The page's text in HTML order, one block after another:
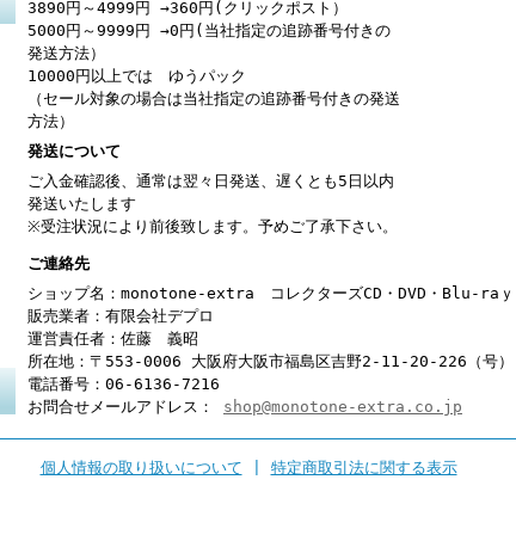
3890円～4999円 →360円(クリックポスト）
5000円～9999円 →0円(当社指定の追跡番号付きの
発送方法）
10000円以上では ゆうパック
（セール対象の場合は当社指定の追跡番号付きの発送
方法）
発送について
ご入金確認後、通常は翌々日発送、遅くとも5日以内
発送いたします
※受注状況により前後致します。予めご了承下さい。
ご連絡先
ショップ名：monotone-extra コレクターズCD・DVD・Blu-raｙ
販売業者：有限会社デプロ
運営責任者：佐藤 義昭
所在地：〒553-0006 大阪府大阪市福島区吉野2-11-20-226（号）
電話番号：06-6136-7216
お問合せメールアドレス： shop@monotone-extra.co.jp
個人情報の取り扱いについて 特定商取引法に関する表示